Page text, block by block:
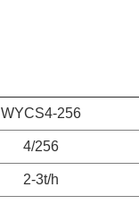
WYCS4-256
4/256
2-3t/h